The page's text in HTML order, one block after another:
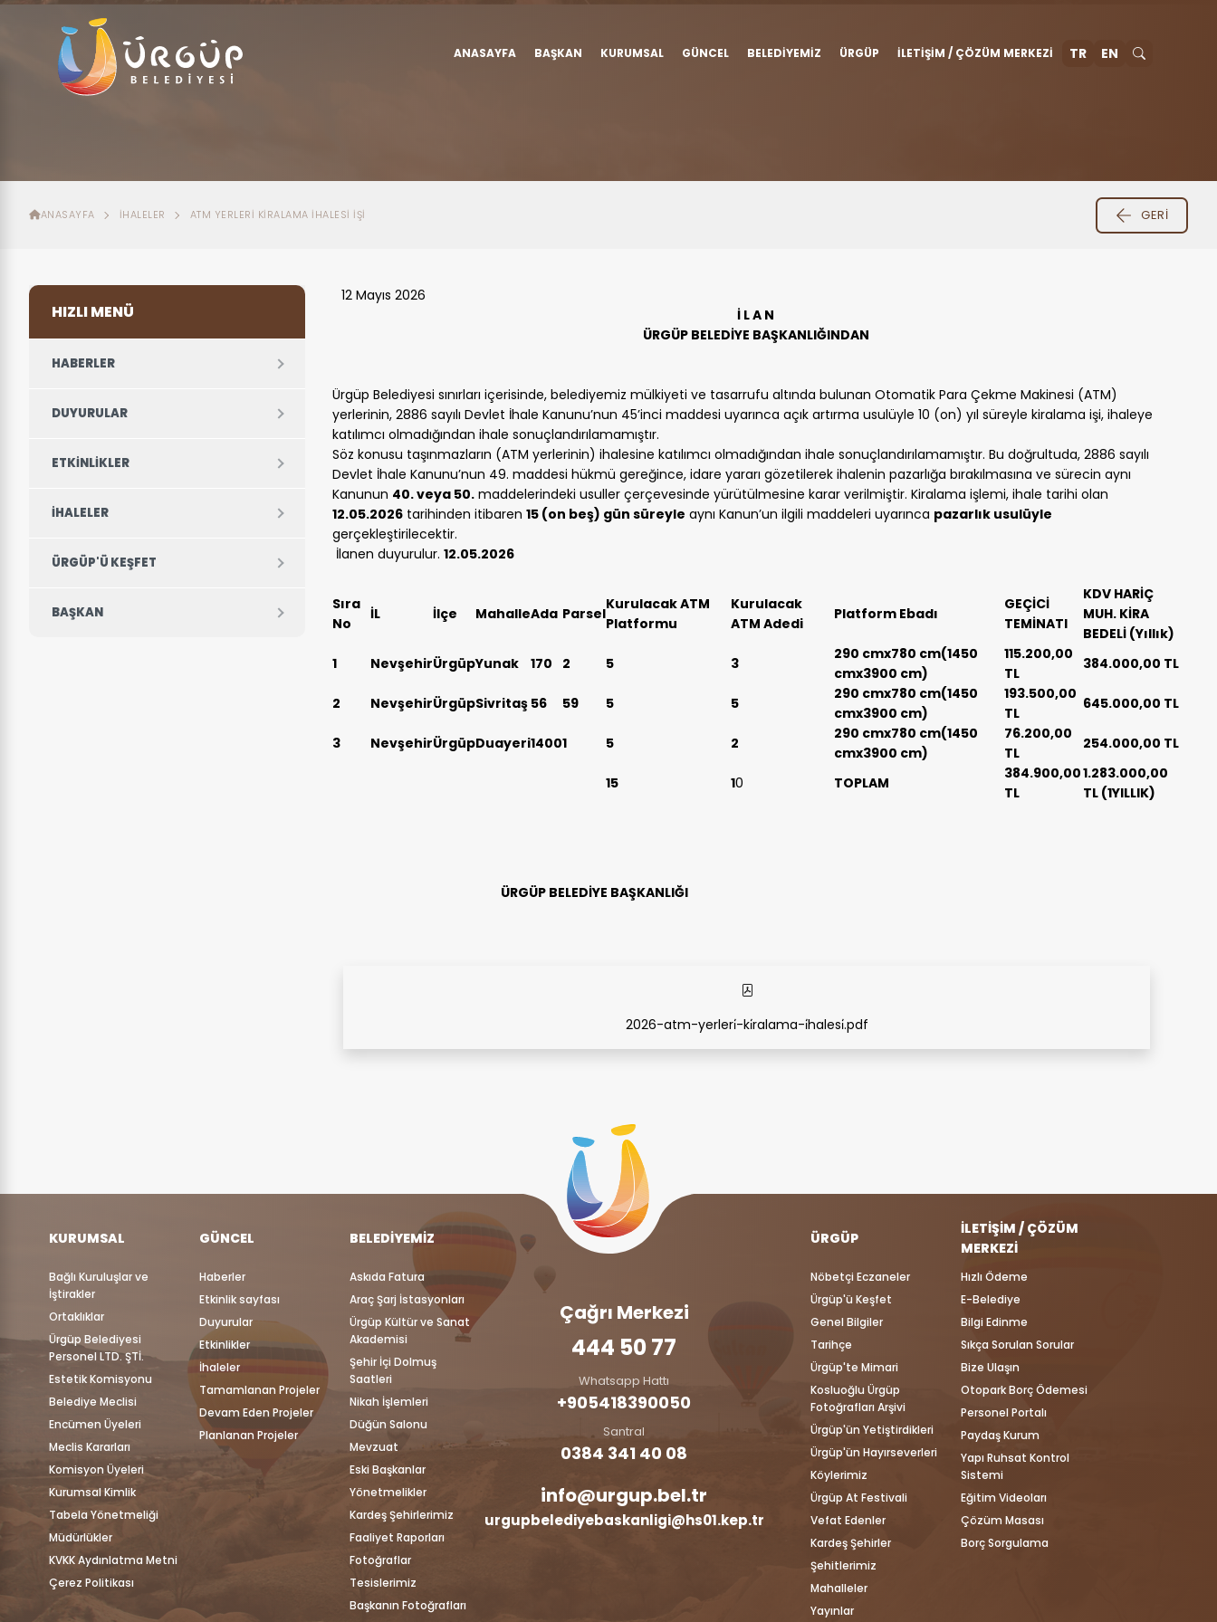
ANASAYFA BAŞKAN KURUMSAL GÜNCEL BELEDIYEMIZ ÜRGÜP İLETIŞIM / ÇÖZÜM MERKEZI TR EN
ANASAYFA İHALELER ATM YERLERI KIRALAMA İHALESI İŞI GERI
HIZLI MENÜ
HABERLER
DUYURULAR
ETKINLIKLER
İHALELER
ÜRGÜP'Ü KEŞFET
BAŞKAN
12 Mayıs 2026
İ L A N
ÜRGÜP BELEDİYE BAŞKANLIĞINDAN
Ürgüp Belediyesi sınırları içerisinde, belediyemiz mülkiyeti ve tasarrufu altında bulunan Otomatik Para Çekme Makinesi (ATM)
yerlerinin, 2886 sayılı Devlet İhale Kanunu’nun 45’inci maddesi uyarınca açık artırma usulüyle 10 (on) yıl süreyle kiralama işi, ihaleye
katılımcı olmadığından ihale sonuçlandırılamamıştır.
Söz konusu taşınmazların (ATM yerlerinin) ihalesine katılımcı olmadığından ihale sonuçlandırılamamıştır. Bu doğrultuda, 2886 sayılı
Devlet İhale Kanunu’nun 49. maddesi hükmü gereğince, idare yararı gözetilerek ihalenin pazarlığa bırakılmasına ve sürecin aynı
Kanunun 40. veya 50. maddelerindeki usuller çerçevesinde yürütülmesine karar verilmiştir. Kiralama işlemi, ihale tarihi olan
12.05.2026 tarihinden itibaren 15 (on beş) gün süreyle aynı Kanun’un ilgili maddeleri uyarınca pazarlık usulüyle
gerçekleştirilecektir.
İlanen duyurulur. 12.05.2026
Sıra
No
İL İlçe MahalleAda Parsel
Kurulacak ATM
Platformu
Kurulacak
ATM Adedi
Platform Ebadı
GEÇİCİ
TEMİNATI
KDV HARİÇ
MUH. KİRA
BEDELİ (Yıllık)
1
NevşehirÜrgüpYunak 170 2 5 3
290 cmx780 cm(1450
cmx3900 cm)
115.200,00
TL
384.000,00 TL
2 NevşehirÜrgüpSivritaş 56 59 5 5
290 cmx780 cm(1450
cmx3900 cm)
193.500,00
TL
645.000,00 TL
3 NevşehirÜrgüpDuayeri14001 5 2
290 cmx780 cm(1450
cmx3900 cm)
76.200,00
TL
254.000,00 TL
15 10 TOPLAM
384.900,00
TL
1.283.000,00
TL (1YILLIK)
ÜRGÜP BELEDİYE BAŞKANLIĞI
2026-atm-yerleri̇-ki̇ralama-i̇halesi̇.pdf
KURUMSAL
Bağlı Kuruluşlar ve
İştirakler
Ortaklıklar
Ürgüp Belediyesi
Personel LTD. ŞTİ.
Estetik Komisyonu
Belediye Meclisi
Encümen Üyeleri
Meclis Kararları
Komisyon Üyeleri
Kurumsal Kimlik
Tabela Yönetmeliği
Müdürlükler
KVKK Aydınlatma Metni
Çerez Politikası
GÜNCEL
Haberler
Etkinlik sayfası
Duyurular
Etkinlikler
İhaleler
Tamamlanan Projeler
Devam Eden Projeler
Planlanan Projeler
BELEDIYEMIZ
Askıda Fatura
Araç Şarj İstasyonları
Ürgüp Kültür ve Sanat
Akademisi
Şehir İçi Dolmuş
Saatleri
Nikah İşlemleri
Düğün Salonu
Mevzuat
Eski Başkanlar
Yönetmelikler
Kardeş Şehirlerimiz
Faaliyet Raporları
Fotoğraflar
Tesislerimiz
Başkanın Fotoğrafları
Çağrı Merkezi
444 50 77
Whatsapp Hattı
+905418390050‬
Santral
0384 341 40 08
info@urgup.bel.tr
urgupbelediyebaskanligi@hs01.kep.tr
ÜRGÜP
Nöbetçi Eczaneler
Ürgüp'ü Keşfet
Genel Bilgiler
Tarihçe
Ürgüp'te Mimari
Kosluoğlu Ürgüp
Fotoğrafları Arşivi
Ürgüp'ün Yetiştirdikleri
Ürgüp'ün Hayırseverleri
Köylerimiz
Ürgüp At Festivali
Vefat Edenler
Kardeş Şehirler
Şehitlerimiz
Mahalleler
Yayınlar
İLETIŞIM / ÇÖZÜM
MERKEZI
Hızlı Ödeme
E-Belediye
Bilgi Edinme
Sıkça Sorulan Sorular
Bize Ulaşın
Otopark Borç Ödemesi
Personel Portalı
Paydaş Kurum
Yapı Ruhsat Kontrol
Sistemi
Eğitim Videoları
Çözüm Masası
Borç Sorgulama